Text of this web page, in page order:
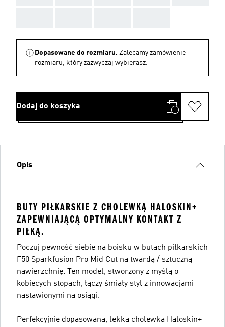
Dopasowane do rozmiaru. Zalecamy zamówienie
rozmiaru, który zazwyczaj wybierasz.
Dodaj do koszyka
Opis
BUTY PIŁKARSKIE Z CHOLEWKĄ HALOSKIN+
ZAPEWNIAJĄCĄ OPTYMALNY KONTAKT Z
PIŁKĄ.
Poczuj pewność siebie na boisku w butach piłkarskich
F50 Sparkfusion Pro Mid Cut na twardą / sztuczną
nawierzchnię. Ten model, stworzony z myślą o
kobiecych stopach, łączy śmiały styl z innowacjami
nastawionymi na osiągi.
Perfekcyjnie dopasowana, lekka cholewka Haloskin+